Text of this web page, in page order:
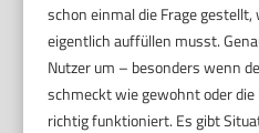
schon einmal die Frage
eigentlich auffüllen musst.
Nutzer um – besonders wenn
schmeckt wie gewohnt oder
richtig funktioniert. Es gibt